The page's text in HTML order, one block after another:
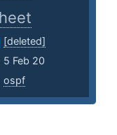
[deleted]
5 Feb 20
ospf